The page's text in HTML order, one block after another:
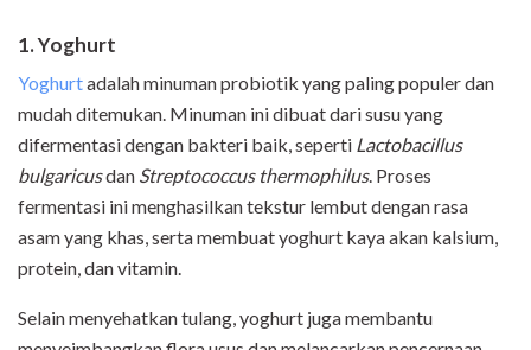
1. Yoghurt
Yoghurtadalah minuman probiotik yang paling populer dan
mudah ditemukan. Minuman ini dibuat dari susu yang
difermentasi dengan bakteri baik, seperti Lactobacillus
bulgaricusdan Streptococcus thermophilus. Proses
fermentasi ini menghasilkan tekstur lembut dengan rasa
asam yang khas, serta membuat yoghurt kaya akan kalsium,
protein, dan vitamin.
Selain menyehatkan tulang, yoghurt juga membantu